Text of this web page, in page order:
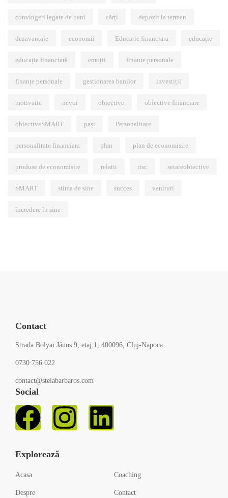
convingeri legate de bani cărți depozit la termen
dezavantaje economii Educatie financiara educație
educație financiară emoții finante personale
finanțe personale gestionarea banilor investiții
motivatie nevoi obiective obiective financiare
obiectiveSMART pași Personalitate
personalitate financiara plan plan de economisire
produse de economisire relatii risc setareobiective
SMART stima de sine succes venituri
încredere în sine
Contact
Strada Bolyai János 9, etaj 1, 400096, Cluj-Napoca
0730 756 022
contact@stelabarbaros.com
Social
Explorează
Acasa Coaching
Despre Contact